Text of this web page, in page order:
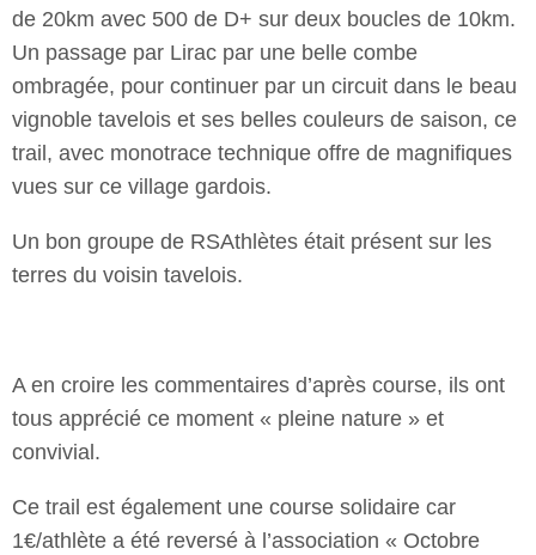
de 20km avec 500 de D+ sur deux boucles de 10km.
Un passage par Lirac par une belle combe
ombragée, pour continuer par un circuit dans le beau
vignoble tavelois et ses belles couleurs de saison, ce
trail, avec monotrace technique offre de magnifiques
vues sur ce village gardois.
Un bon groupe de RSAthlètes était présent sur les
terres du voisin tavelois.
A en croire les commentaires d’après course, ils ont
tous apprécié ce moment « pleine nature » et
convivial.
Ce trail est également une course solidaire car
1€/athlète a été reversé à l’association « Octobre